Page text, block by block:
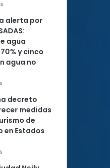
alerta por
agua
y cinco
agua no
decreto
medidas
de
en Estados